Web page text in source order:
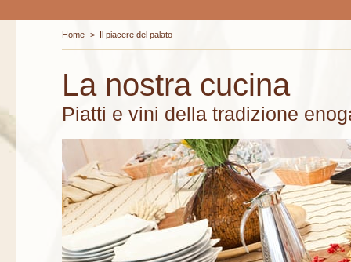
La nostra cucina
Piatti e vini della tradizione
Home > Il piacere del palato